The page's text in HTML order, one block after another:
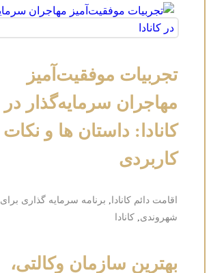
تجربیات موفقیت‌آمیز
مهاجران سرمایه‌گذار در
کانادا: داستان ها و نکات
کاربردی
اقامت دائم کانادا
برنامه سرمایه گذاری برای
شهروندی ,کانادا
بهترین سازمان وکالتی،